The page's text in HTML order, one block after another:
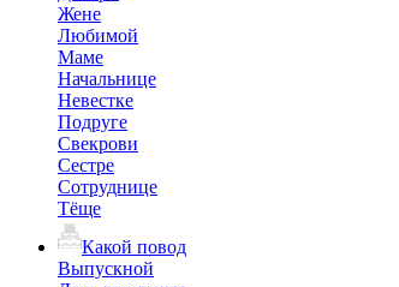
Жене
Любимой
Маме
Начальнице
Невестке
Подруге
Свекрови
Сестре
Сотруднице
Тёще
Какой повод
Выпускной